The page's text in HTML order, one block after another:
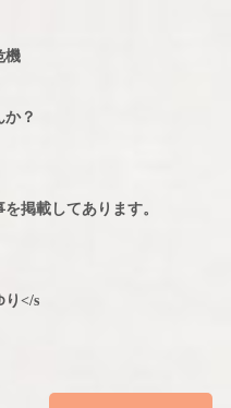
機
？
掲載してあります。
り</s